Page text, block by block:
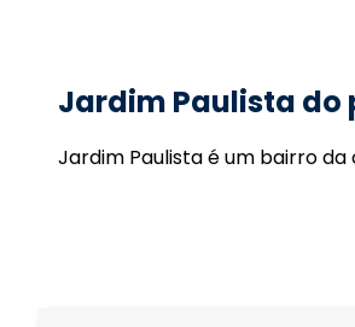
Jardim Paulista
Jardim Paulista é um bairro da